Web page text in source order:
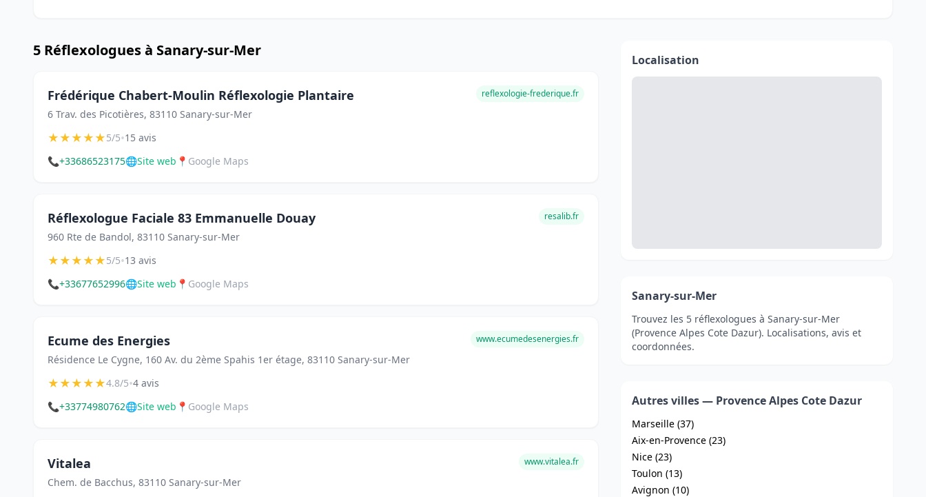
5 Réflexologues à Sanary-sur-Mer
Frédérique Chabert-Moulin Réflexologie Plantaire
6 Trav. des Picotières, 83110 Sanary-sur-Mer
reflexologie-frederique.fr
★★★★★5/5•15 avis
📞+33686523175🌐Site web 📍 Google Maps
Réflexologue Faciale 83 Emmanuelle Douay
960 Rte de Bandol, 83110 Sanary-sur-Mer
resalib.fr
★★★★★5/5•13 avis
📞+33677652996🌐Site web 📍 Google Maps
Ecume des Energies
Résidence Le Cygne, 160 Av. du 2ème Spahis 1er étage, 83110 Sanary-sur-Mer
www.ecumedesenergies.fr
★★★★★4.8/5•4 avis
📞+33774980762🌐Site web 📍 Google Maps
Vitalea
Chem. de Bacchus, 83110 Sanary-sur-Mer
www.vitalea.fr
Localisation
Sanary-sur-Mer
Trouvez les 5 réflexologues à Sanary-sur-Mer
(Provence Alpes Cote Dazur). Localisations, avis et
coordonnées.
Autres villes — Provence Alpes Cote Dazur
Marseille (37)
Aix-en-Provence (23)
Nice (23)
Toulon (13)
Avignon (10)